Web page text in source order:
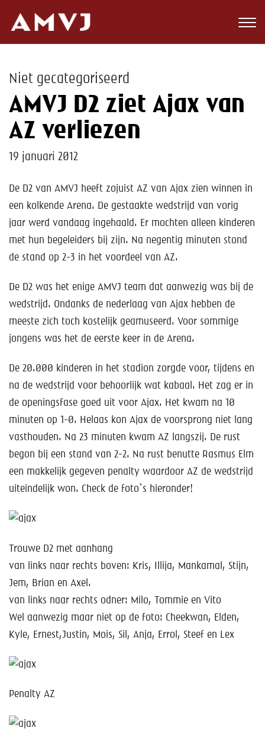
Wedstrijden
Nieuws
Teams
Toekomst
Kalender
Shop
Lid worden
Contact
Niet gecategoriseerd
AMVJ D2 ziet Ajax van
AZ verliezen
19 januari 2012
De D2 van AMVJ heeft zojuist AZ van Ajax zien winnen in
een kolkende Arena. De gestaakte wedstrijd van vorig
jaar werd vandaag ingehaald. Er mochten alleen kinderen
met hun begeleiders bij zijn. Na negentig minuten stond
de stand op 2-3 in het voordeel van AZ.
De D2 was het enige AMVJ team dat aanwezig was bij de
wedstrijd. Ondanks de nederlaag van Ajax hebben de
meeste zich toch kostelijk geamuseerd. Voor sommige
jongens was het de eerste keer in de Arena.
De 20.000 kinderen in het stadion zorgde voor, tijdens en
na de wedstrijd voor behoorlijk wat kabaal. Het zag er in
de openingsfase goed uit voor Ajax. Het kwam na 10
minuten op 1-0. Helaas kon Ajax de voorsprong niet lang
vasthouden. Na 23 minuten kwam AZ langszij. De rust
begon bij een stand van 2-2. Na rust benutte Rasmus Elm
een makkelijk gegeven penalty waardoor AZ de wedstrijd
uiteindelijk won. Check de foto`s hieronder!
Trouwe D2 met aanhang
van links naar rechts boven: Kris, Illija, Mankamal, Stijn,
Jem, Brian en Axel.
van links naar rechts odner: Milo, Tommie en Vito
Wel aanwezig maar niet op de foto: Cheekwan, Elden,
Kyle, Ernest,Justin, Mois, Sil, Anja, Errol, Steef en Lex
Penalty AZ